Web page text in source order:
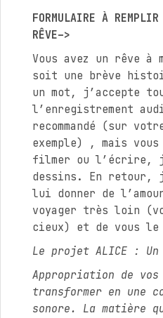
FORMULAIRE À
RÊVE–>
Vous avez un rêve à
soit une brève
un mot, j’accepte
l’enregistrement
recommandé (sur
exemple) , mais
filmer ou l’écrire,
dessins. En retour,
lui donner de
voyager très loin
cieux) et de vous le
Le projet ALICE :
Appropriation de
transformer en une
sonore. La matière